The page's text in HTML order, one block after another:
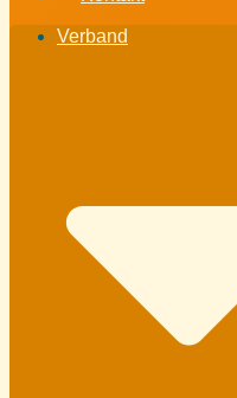
Verband